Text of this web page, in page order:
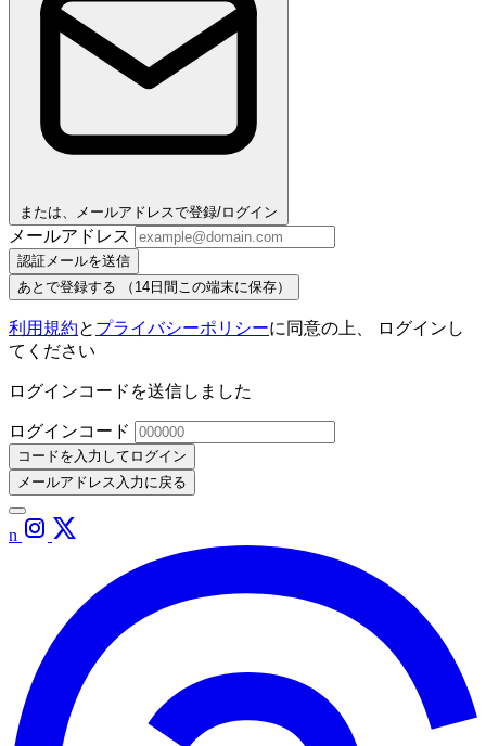
または、メールアドレスで登録/ログイン
メールアドレス
認証メールを送信
あとで登録する
（14日間この端末に保存）
利用規約と プライバシーポリシーに同意の上、 ログインし
てください
ログインコードを送信しました
ログインコード
コードを入力してログイン
メールアドレス入力に戻る
n